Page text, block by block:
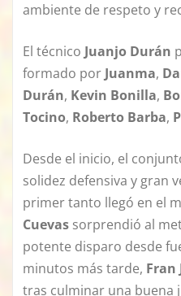
ambiente de respeto y
El técnico Juanjo Durán
formado por Juanma,
Durán, Kevin Bonilla,
Tocino, Roberto Barba,
Desde el inicio, el
solidez defensiva y gran
primer tanto llegó en el
Cuevas sorprendió al
potente disparo desde
minutos más tarde, Fran
tras culminar una buena